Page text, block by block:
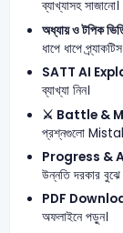
ব্যাখ্যাসহ সাজানো।
অধ্যায় ও টপিক
ধাপে ধাপে
SATT AI
ব্যাখ্যা নিন।
⚔️ Battle &
প্রশ্নগুলো
Progress &
উন্নতি দরকার বুঝে
PDF
অফলাইনে পড়ুন।